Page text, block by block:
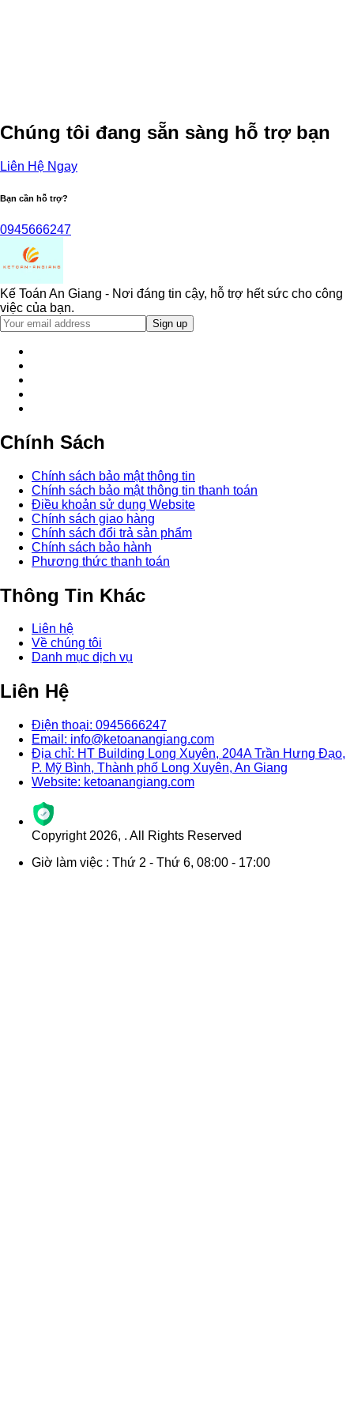
Chúng tôi đang sẵn sàng hỗ trợ bạn
Liên Hệ Ngay
Bạn cần hỗ trợ?
0945666247
Kế Toán An Giang - Nơi đáng tin cậy, hỗ trợ hết sức cho công
việc của bạn.
Chính Sách
Chính sách bảo mật thông tin
Chính sách bảo mật thông tin thanh toán
Điều khoản sử dụng Website
Chính sách giao hàng
Chính sách đổi trả sản phẩm
Chính sách bảo hành
Phương thức thanh toán
Thông Tin Khác
Liên hệ
Về chúng tôi
Danh mục dịch vụ
Liên Hệ
Điện thoại: 0945666247
Email: info@ketoanangiang.com
Địa chỉ: HT Building Long Xuyên, 204A Trần Hưng Đạo,
P. Mỹ Bình, Thành phố Long Xuyên, An Giang
Website: ketoanangiang.com
Copyright 2026, . All Rights Reserved
Giờ làm việc : Thứ 2 - Thứ 6, 08:00 - 17:00